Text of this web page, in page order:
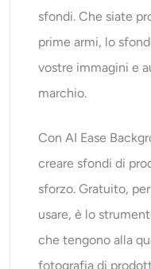
sfondi. Che siate
prime armi, lo
vostre immagini e
marchio.
Con AI Ease
creare sfondi di
sforzo. Gratuito,
usare, è lo
che tengono alla
fotografia di